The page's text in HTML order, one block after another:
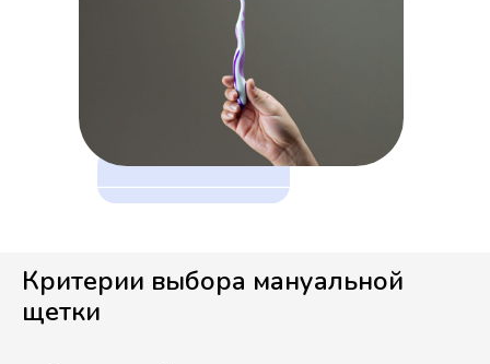
Критерии выбора мануальной
щетки